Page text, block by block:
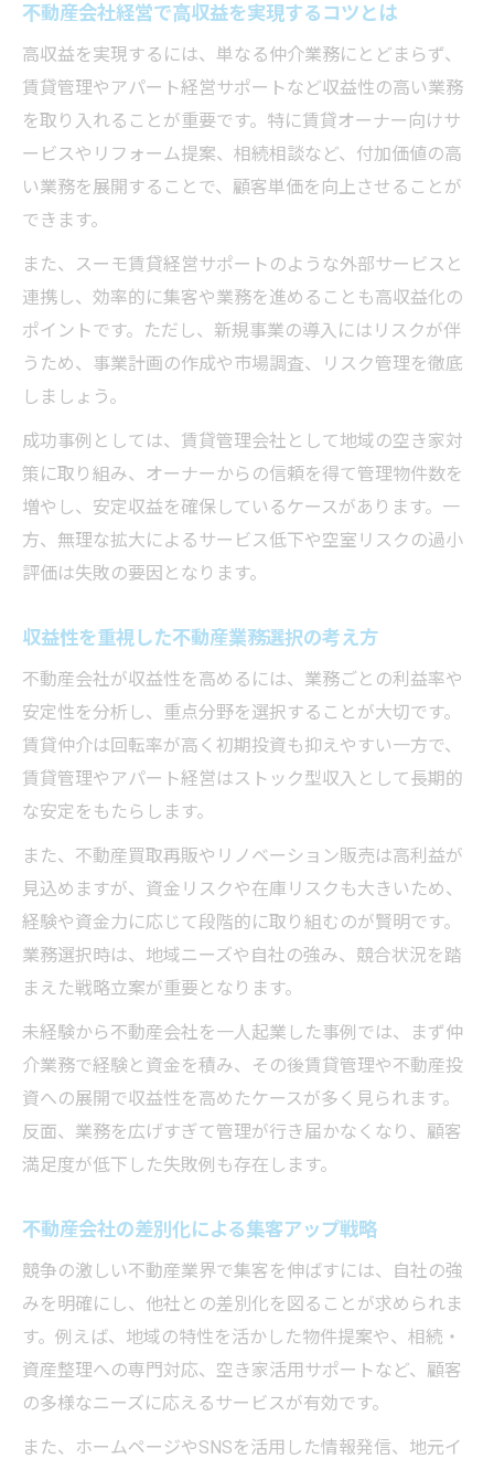
不動産会社経営で高収益を実現するコツとは
高収益を実現するには、単なる仲介業務にとどまらず、
賃貸管理やアパート経営サポートなど収益性の高い業務
を取り入れることが重要です。特に賃貸オーナー向けサ
ービスやリフォーム提案、相続相談など、付加価値の高
い業務を展開することで、顧客単価を向上させることが
できます。
また、スーモ賃貸経営サポートのような外部サービスと
連携し、効率的に集客や業務を進めることも高収益化の
ポイントです。ただし、新規事業の導入にはリスクが伴
うため、事業計画の作成や市場調査、リスク管理を徹底
しましょう。
成功事例としては、賃貸管理会社として地域の空き家対
策に取り組み、オーナーからの信頼を得て管理物件数を
増やし、安定収益を確保しているケースがあります。一
方、無理な拡大によるサービス低下や空室リスクの過小
評価は失敗の要因となります。
収益性を重視した不動産業務選択の考え方
不動産会社が収益性を高めるには、業務ごとの利益率や
安定性を分析し、重点分野を選択することが大切です。
賃貸仲介は回転率が高く初期投資も抑えやすい一方で、
賃貸管理やアパート経営はストック型収入として長期的
な安定をもたらします。
また、不動産買取再販やリノベーション販売は高利益が
見込めますが、資金リスクや在庫リスクも大きいため、
経験や資金力に応じて段階的に取り組むのが賢明です。
業務選択時は、地域ニーズや自社の強み、競合状況を踏
まえた戦略立案が重要となります。
未経験から不動産会社を一人起業した事例では、まず仲
介業務で経験と資金を積み、その後賃貸管理や不動産投
資への展開で収益性を高めたケースが多く見られます。
反面、業務を広げすぎて管理が行き届かなくなり、顧客
満足度が低下した失敗例も存在します。
不動産会社の差別化による集客アップ戦略
競争の激しい不動産業界で集客を伸ばすには、自社の強
みを明確にし、他社との差別化を図ることが求められま
す。例えば、地域の特性を活かした物件提案や、相続・
資産整理への専門対応、空き家活用サポートなど、顧客
の多様なニーズに応えるサービスが有効です。
また、ホームページやSNSを活用した情報発信、地元イ